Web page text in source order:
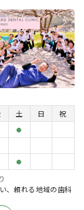
土 日
祝
●
●
、頼れる地域の歯科